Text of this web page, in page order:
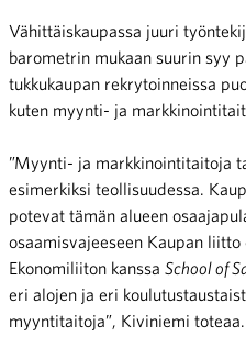
Vähittäiskaupassa juuri
barometrin mukaan suurin syy
tukkukaupan rekrytoinneissa
kuten myynti- ja
”Myynti- ja markkinointitaitoja
esimerkiksi teollisuudessa.
potevat tämän alueen
osaamisvajeeseen Kaupan
Ekonomiliiton kanssa School of
eri alojen ja eri
myyntitaitoja”, Kiviniemi toteaa.